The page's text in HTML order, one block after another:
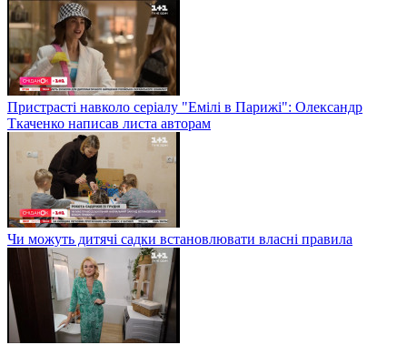
Пристрасті навколо серіалу "Емілі в Парижі": Олександр
Ткаченко написав листа авторам
Чи можуть дитячі садки встановлювати власні правила